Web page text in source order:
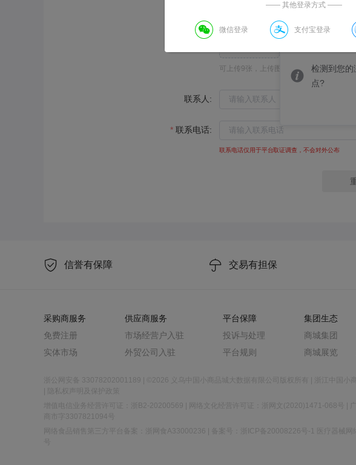
可上传9张，上传图片格式为
联系人:
联系电话:
联系电话仅用于平台取证调查，不会对外公布
—— 其他登录方式 ——
微信登录 支付宝登录
检测到您的
点?